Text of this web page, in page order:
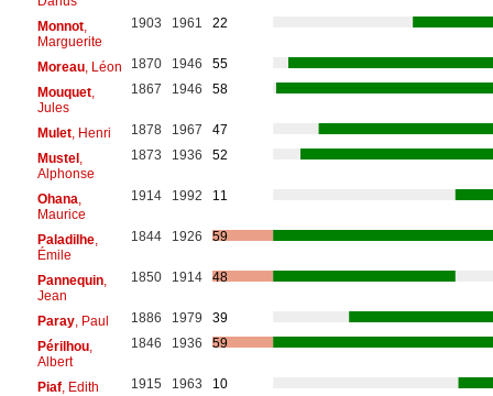
Monnot,
Marguerite
1903 1961 22
Moreau, Léon 1870 1946
55
Mouquet,
Jules
1867 1946 58
Mulet, Henri 1878 1967
47
Mustel,
Alphonse
1873 1936 52
Ohana
Maurice
1914 1992 11
Paladilhe,
Émile
1844 1926 59
Pannequin,
Jean
1850 1914 48
Paray, Paul 1886 1979
39
Périlhou,
Albert
1846 1936 59
Piaf, Edith 1915 1963
10